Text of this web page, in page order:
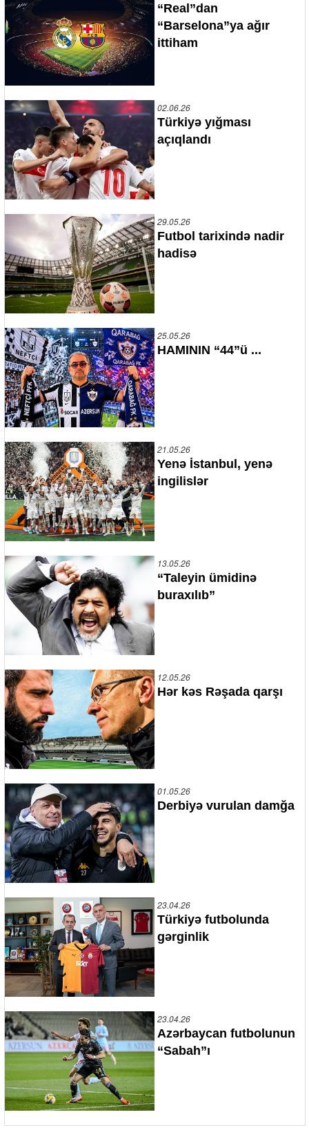
“Real”dan
“Barselona”ya ağır
ittiham
02.06.26
Türkiyə yığması
açıqlandı
29.05.26
Futbol tarixində nadir
hadisə
25.05.26
HAMININ “44”ü ...
21.05.26
Yenə İstanbul, yenə
ingilislər
13.05.26
“Taleyin ümidinə
buraxılıb”
12.05.26
Hər kəs Rəşada qarşı
01.05.26
Derbiyə vurulan damğa
23.04.26
Türkiyə futbolunda
gərginlik
23.04.26
Azərbaycan futbolunun
“Sabah”ı